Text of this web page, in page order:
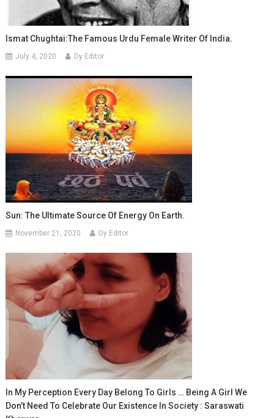
Ismat Chughtai:The Famous Urdu Female Writer Of India.
July 4, 2020 Dy Editor
Sun: The Ultimate Source Of Energy On Earth.
November 21, 2020 Dy Editor
In My Perception Every Day Belong To Girls … Being A Girl We
Don’t Need To Celebrate Our Existence In Society : Saraswati